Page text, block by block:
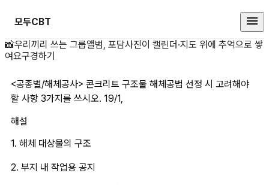
모두CBT
&lt;공종별/해체공사&gt; 콘크리트
📸우리끼리 쓰는 그룹앨범, 포담사진이 캘린더·지도 위에 추억으로 쌓
여요구경하기
<공종별/해체공사> 콘크리트 구조물 해체공법 선정 시 고려해야
할 사항 3가지를 쓰시오. 19/1,
해설
1. 해체 대상물의 구조
2. 부지 내 작업용 공지